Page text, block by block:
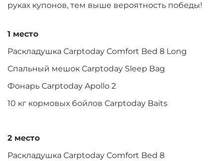
руках купонов, тем выше вероятность победы!
1 место
Раскладушка Carptoday Comfort Bed 8 Long
Спальный мешок Carptoday Sleep Bag
Фонарь Carptoday Apollo 2
10 кг кормовых бойлов Carptoday Baits
2 место
Раскладушка Carptoday Comfort Bed 8